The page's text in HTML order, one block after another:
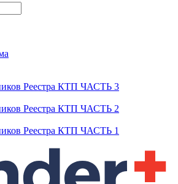
Реестра КТП ЧАСТЬ 3
Реестра КТП ЧАСТЬ 2
Реестра КТП ЧАСТЬ 1